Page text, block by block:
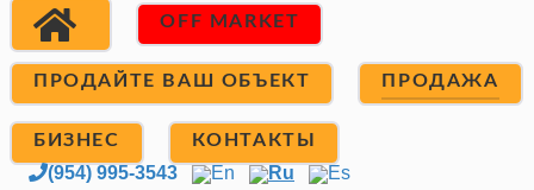
OFF MARKET
ПРОДАЙТЕ ВАШ ОБЪЕКТ ПРОДАЖА
БИЗНЕС КОНТАКТЫ
(954) 995-3543 En Ru Es